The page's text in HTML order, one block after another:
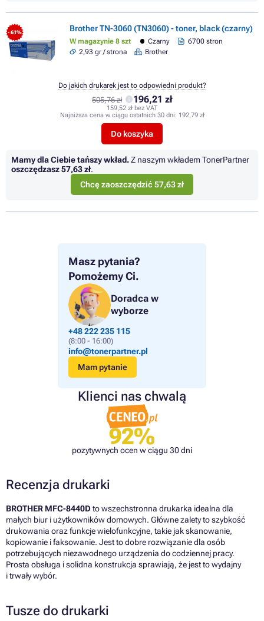
Masz pytania?
Pomożemy Ci.
Doradca w
wyborze
+48 222 235 115
(8:00 - 16:00)
info@tonerpartner.pl
Mam pytanie
Klienci nas chwalą
92%
pozytywnych ocen w ciągu 30 dni
- 61% Brother TN-3060 (TN3060) - toner, black (czarny)
W magazynie 8 szt Czarny
6700 stron
2,93 gr / strona
Brother
505,76 zł 196,21 zł
159,52 zł bez VAT
Najniższa cena w ciągu ostatnich 30 dni: 192,79 zł
Do koszyka
Do jakich drukarek jest to odpowiedni produkt?
Mamy dla Ciebie tańszy wkład.Z naszym wkładem TonerPartner
oszczędzasz57,63 zł.
Chcę zaoszczędzić 57,63 zł
Recenzja drukarki
BROTHER MFC-8440D to wszechstronna drukarka idealna dla
małych biur i użytkowników domowych. Główne zalety to szybkość
drukowania oraz funkcje wielofunkcyjne, takie jak skanowanie,
kopiowanie i faksowanie. Jest to dobre rozwiązanie dla osób
potrzebujących niezawodnego urządzenia do codziennej pracy.
Prosta obsługa i solidna konstrukcja sprawiają, że jest to wydajny
i trwały wybór.
Tusze do drukarki